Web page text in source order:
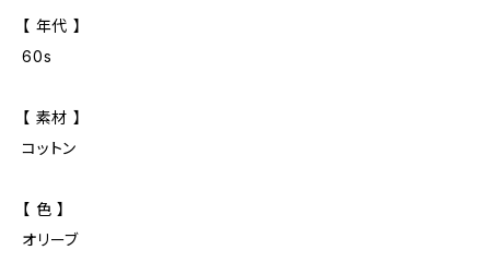
【 年代 】
60s
【 素材 】
コットン
【 色 】
オリーブ